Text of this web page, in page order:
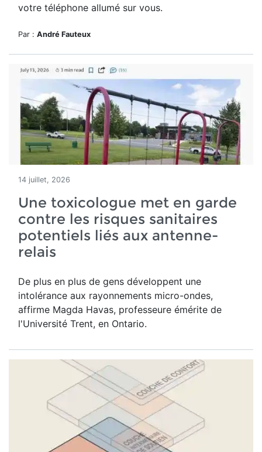
votre téléphone allumé sur vous.
Par : André Fauteux
14 juillet, 2026
Une toxicologue met en garde
contre les risques sanitaires
potentiels liés aux antenne-
relais
De plus en plus de gens développent une
intolérance aux rayonnements micro-ondes,
affirme Magda Havas, professeure émérite de
l'Université Trent, en Ontario.